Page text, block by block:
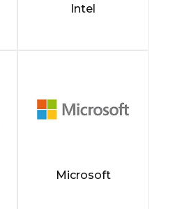
Intel
Microsoft